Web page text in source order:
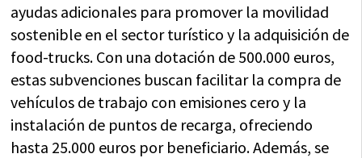
ayudas adicionales para promover la movilidad
sostenible en el sector turístico y la adquisición de
food-trucks. Con una dotación de 500.000 euros,
estas subvenciones buscan facilitar la compra de
vehículos de trabajo con emisiones cero y la
instalación de puntos de recarga, ofreciendo
hasta 25.000 euros por beneficiario. Además, se